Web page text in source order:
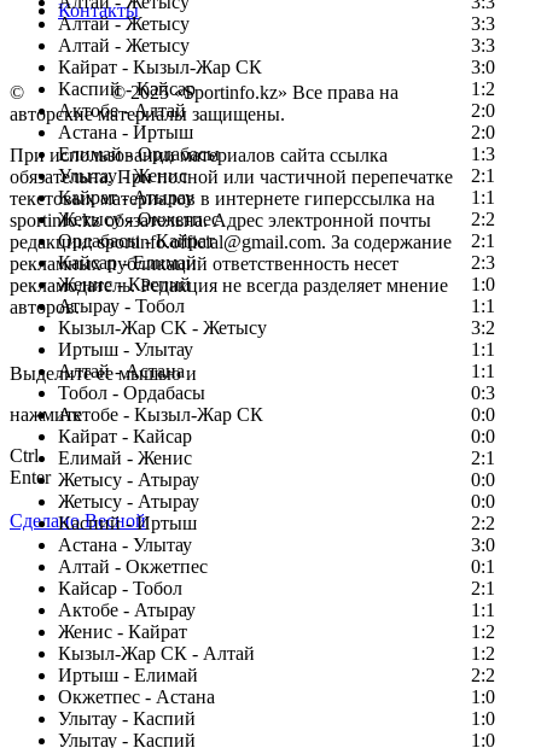
Алтай - Жетысу
3:3
Алтай - Жетысу
3:3
Кайрат - Кызыл-Жар СК
3:0
Каспий - Кайсар
1:2
Актобе - Алтай
2:0
Астана - Иртыш
2:0
Елимай - Ордабасы
1:3
Улытау - Женис
2:1
Кайрат - Атырау
1:1
Жетысу - Окжетпес
2:2
Ордабасы - Кайрат
2:1
Кайсар - Елимай
2:3
Женис - Каспий
1:0
Атырау - Тобол
1:1
Кызыл-Жар СК - Жетысу
3:2
Иртыш - Улытау
1:1
Алтай - Астана
1:1
Тобол - Ордабасы
0:3
Актобе - Кызыл-Жар СК
0:0
Кайрат - Кайсар
0:0
Елимай - Женис
2:1
Жетысу - Атырау
0:0
Жетысу - Атырау
0:0
Каспий - Иртыш
2:2
Астана - Улытау
3:0
Алтай - Окжетпес
0:1
Кайсар - Тобол
2:1
Актобе - Атырау
1:1
Женис - Кайрат
1:2
Кызыл-Жар СК - Алтай
1:2
Иртыш - Елимай
2:2
Окжетпес - Астана
1:0
Улытау - Каспий
1:0
Улытау - Каспий
1:0
Контакты
© Copyright© 2025 «Sportinfo.kz» Все права на
авторские материалы защищены.
При использовании материалов сайта ссылка
обязательна. При полной или частичной перепечатке
текстовых материалов в интернете гиперссылка на
sportinfo.kz обязательна. Адрес электронной почты
редакции: sportinfo.official@gmail.com. За содержание
рекламных публикаций ответственность несет
рекламодатель. Редакция не всегда разделяет мнение
авторов.
Заметили ошибку в тексте?
Выделите ее мышью и
нажмите
Ctrl
Enter
Сделано Весной